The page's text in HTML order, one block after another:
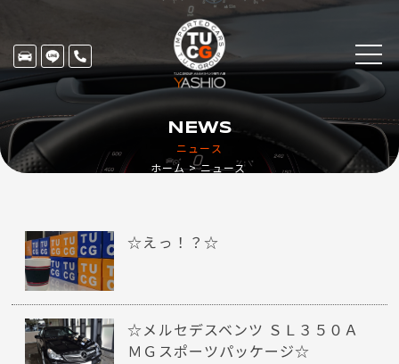
ニュース
NEWS
ホーム ニュース
☆えっ！？☆
☆メルセデスベンツ ＳＬ３５０Ａ
ＭＧスポーツパッケージ☆